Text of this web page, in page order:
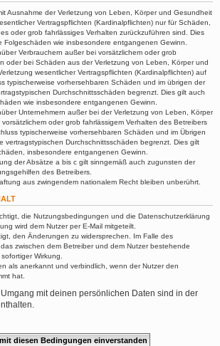
Ausnahme der Verletzung von Leben, Körper und Gesundheit
Vertragspflichten (Kardinalpflichten) nur für Schäden,
oder grob fahrlässiges Verhalten zurückzuführen sind. Dies
Folgeschäden wie insbesondere entgangenen Gewinn.
Verbrauchern außer bei vorsätzlichem oder grob
oder bei Schäden aus der Verletzung von Leben, Körper und
wesentlicher Vertragspflichten (Kardinalpflichten) auf
typischerweise vorhersehbaren Schäden und im übrigen der
Durchschnittsschäden begrenzt. Dies gilt auch
wie insbesondere entgangenen Gewinn.
Unternehmern außer bei der Verletzung von Leben, Körper
oder grob fahrlässigem Verhalten des Betreibers
typischerweise vorhersehbaren Schäden und im Übrigen
vertragstypischen Durchschnittsschäden begrenzt. Dies gilt
insbesondere entgangenen Gewinn.
der Absätze a bis c gilt sinngemäß auch zugunsten der
des Betreibers.
aus zwingendem nationalem Recht bleiben unberührt.
die Nutzungsbedingungen und die Datenschutzerklärung
wird dem Nutzer per E-Mail mitgeteilt.
den Änderungen zu widersprechen. Im Falle des
zwischen dem Betreiber und dem Nutzer bestehende
Wirkung.
als anerkannt und verbindlich, wenn der Nutzer den
hat.
mit deinen persönlichen Daten sind in der